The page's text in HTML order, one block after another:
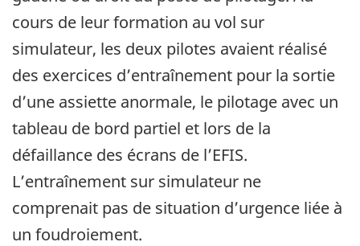
cours de leur formation au vol sur
simulateur, les deux pilotes avaient réalisé
des exercices d’entraînement pour la sortie
d’une assiette anormale, le pilotage avec un
tableau de bord partiel et lors de la
défaillance des écrans de l’EFIS.
L’entraînement sur simulateur ne
comprenait pas de situation d’urgence liée à
un foudroiement.